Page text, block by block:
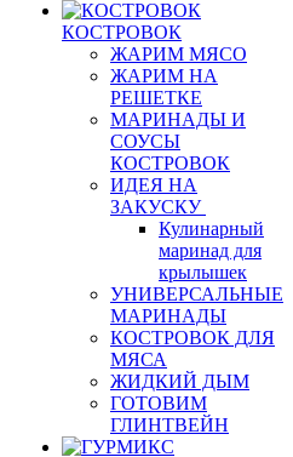
КОСТРОВОК
ЖАРИМ МЯСО
ЖАРИМ НА
РЕШЕТКЕ
МАРИНАДЫ И
СОУСЫ
КОСТРОВОК
ИДЕЯ НА
ЗАКУСКУ
Кулинарный
маринад для
крылышек
УНИВЕРСАЛЬНЫЕ
МАРИНАДЫ
КОСТРОВОК ДЛЯ
МЯСА
ЖИДКИЙ ДЫМ
ГОТОВИМ
ГЛИНТВЕЙН